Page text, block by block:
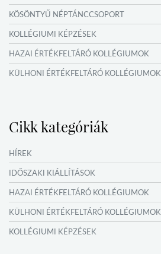
KÖSÖNTYŰ NÉPTÁNCCSOPORT
KOLLÉGIUMI KÉPZÉSEK
HAZAI ÉRTÉKFELTÁRÓ KOLLÉGIUMOK
KÜLHONI ÉRTÉKFELTÁRÓ KOLLÉGIUMOK
IDŐSZAKI KIÁLLÍTÁSOK
NYÁRI TÁBOROK
OKTATÁS, KULTÚRA
NÉPFŐISKOLA HÁLÓZAT ESEMÉNYEI
Cikk kategóriák
HÍREK
IDŐSZAKI KIÁLLÍTÁSOK
HAZAI ÉRTÉKFELTÁRÓ KOLLÉGIUMOK
KÜLHONI ÉRTÉKFELTÁRÓ KOLLÉGIUMOK
KOLLÉGIUMI KÉPZÉSEK